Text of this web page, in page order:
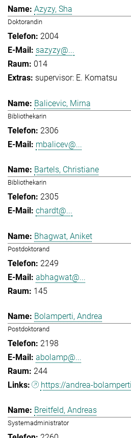
Azyzy, Sha
Doktorandin
2004
sazyzy@...
014
supervisor: E. Komatsu
Balicevic, Mirna
Bibliothekarin
2306
mbalicev@...
Bartels, Christiane
Bibliothekarin
2305
chardt@...
Bhagwat, Aniket
Postdoktorand
2249
abhagwat@...
145
Bolamperti, Andrea
Postdoktorand
2198
abolamp@...
244
https://andrea-
Breitfeld, Andreas
Systemadministrator